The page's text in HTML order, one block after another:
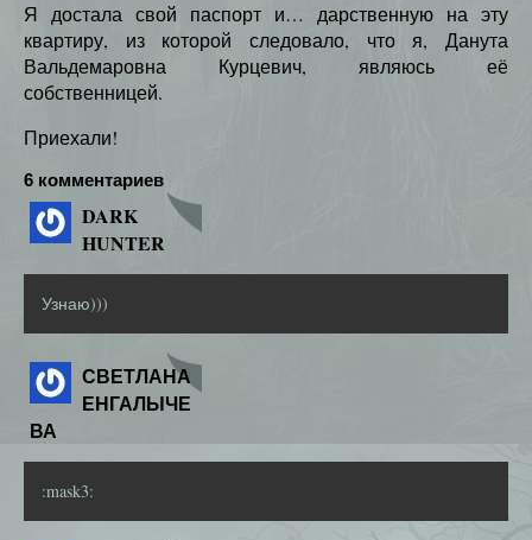
Я достала свой паспорт и… дарственную на эту
квартиру, из которой следовало, что я, Данута
Вальдемаровна Курцевич, являюсь её
собственницей.
Приехали!
6 комментариев
DARK
HUNTER
Узнаю)))
СВЕТЛАНА
ЕНГАЛЫЧЕ
ВА
:mask3: